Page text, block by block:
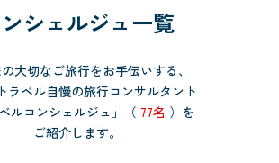
シェルジュ一覧
大切なご旅行をお手伝いする、
ラベル自慢の旅行コンサルタント
ベルコンシェルジュ」（ 77名 ）を
ご紹介します。